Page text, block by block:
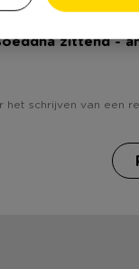
zittend -
het schrijven van een